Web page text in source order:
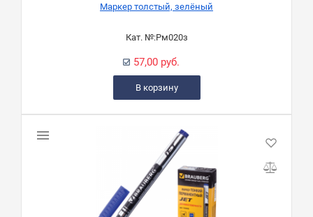
Маркер толстый, зелёный
Кат. №:Рм020з
57,00 руб.
В корзину